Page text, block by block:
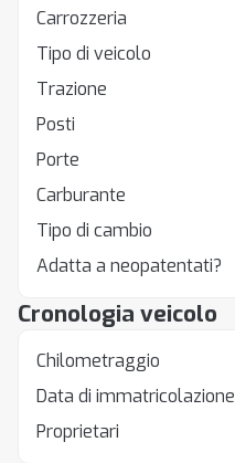
Carrozzeria
Tipo di veicolo
Trazione
Posti
Porte
Carburante
Tipo di cambio
Adatta a neopatentati?
Cronologia veicolo
Chilometraggio
Data di immatricolazione
Proprietari